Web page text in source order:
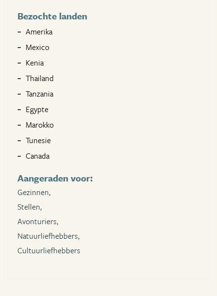
Bezochte landen
Amerika
Mexico
Kenia
Thailand
Tanzania
Egypte
Marokko
Tunesie
Canada
Aangeraden voor:
Gezinnen,
Stellen,
Avonturiers,
Natuurliefhebbers,
Cultuurliefhebbers